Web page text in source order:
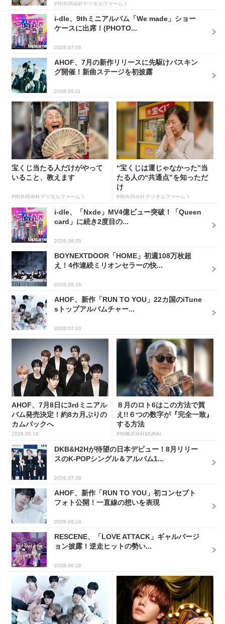
PR(合同会社デジタルファーム )
i-dle、9thミニアルバム「We made」ショー
ケースに出席！(PHOTO...
2026.07.06
AHOF、7月の新作リリースに先駆けバスキン
グ開催！新曲ステージを初披露
2026.06.11
宝くじ当たる人だけがやって
いること、教えます
PR(合同会社デジタルファーム )
“宝くじは運じゃなかった”当
たる人の“共通点”を知っただ
け
PR(合同会社デジタルファーム )
i-dle、「Nxde」MV4億ビュー突破！「Queen
card」に続き2度目の...
2026.08.05
BOYNEXTDOOR「HOME」初週108万枚超
え！4作連続ミリオンセラーの快...
2026.06.16
AHOF、新作「RUN TO YOU」22カ国のiTune
sトップアルバムチャー...
2026.07.10
AHOF、7月8日に3rdミニアル
バム発売決定！約8カ月ぶりの
カムバックへ
2026.06.16
８月のロト6はこの方法で買
え!!６つの数字が『完全一致』
する方法
PR(株式会社MURA)
DKB&H2Hが待望の日本デビュー！8月リリー
スのK-POPシングル＆アルバム1...
2026.07.28
AHOF、新作「RUN TO YOU」初コンセプト
フォト公開！一直線の想いを表現
2026.06.24
RESCENE、「LOVE ATTACK」ギャルバージ
ョン披露！逆走ヒットの勢い...
2026.06.19